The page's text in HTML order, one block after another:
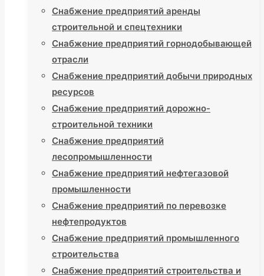
Снабжение предприятий аренды
строительной и спецтехники
Снабжение предприятий горнодобывающей
отрасли
Снабжение предприятий добычи природных
ресурсов
Снабжение предприятий дорожно-
строительной техники
Снабжение предприятий
лесопромышленности
Снабжение предприятий нефтегазовой
промышленности
Снабжение предприятий по перевозке
нефтепродуктов
Снабжение предприятий промышленного
строительства
Снабжение предприятий строительства и